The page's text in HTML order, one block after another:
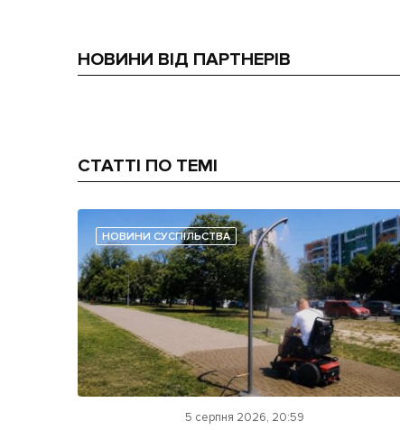
НОВИНИ ВІД ПАРТНЕРІВ
СТАТТІ ПО ТЕМІ
НОВИНИ СУСПІЛЬСТВА
5 серпня 2026, 20:59